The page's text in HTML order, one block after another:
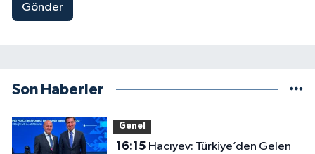
Gönder
Son Haberler
Genel
16:15